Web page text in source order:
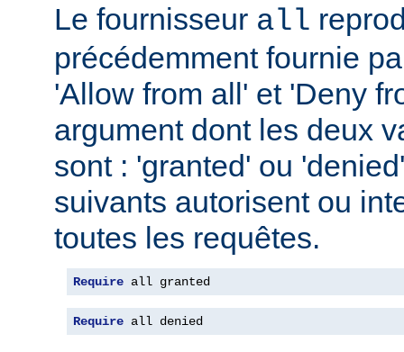
Le fournisseur all
précédemment fournie
'Allow from all' et 'Deny
argument dont les deux
sont : 'granted' ou
suivants autorisent ou
toutes les requêtes.
Require all granted
Require all denied